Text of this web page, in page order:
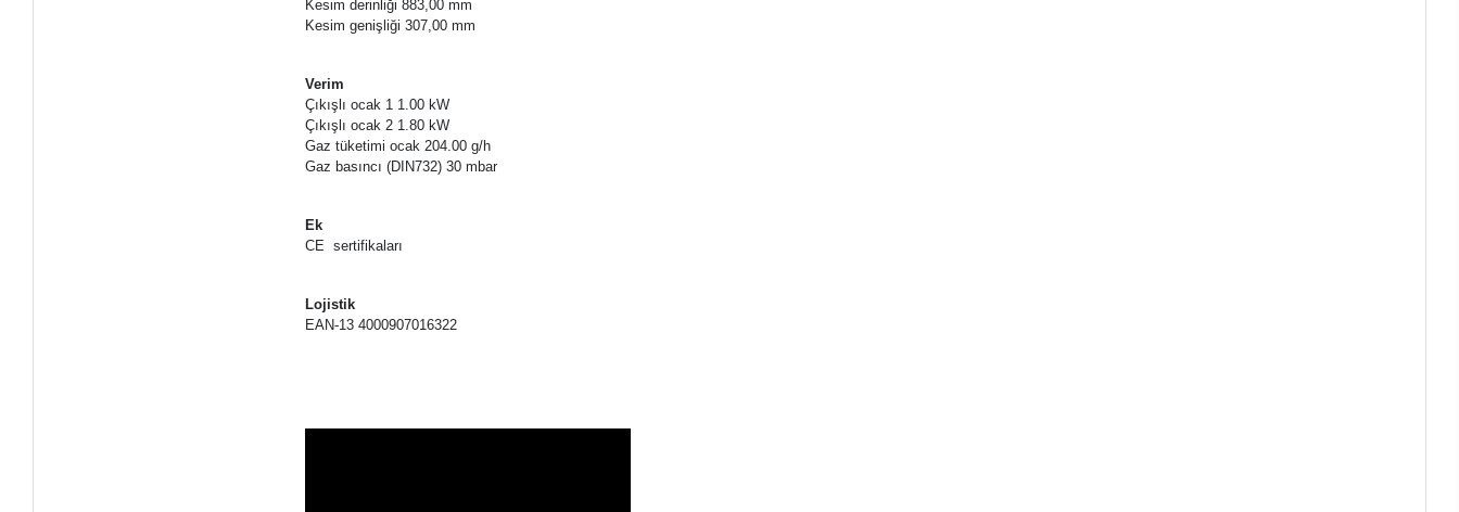
Kesim derinliği 883,00 mm
Kesim genişliği 307,00 mm
Verim
Çıkışlı ocak 1 1.00 kW
Çıkışlı ocak 2 1.80 kW
Gaz tüketimi ocak 204.00 g/h
Gaz basıncı (DIN732) 30 mbar
Ek
CE sertifikaları
Lojistik
EAN-13 4000907016322